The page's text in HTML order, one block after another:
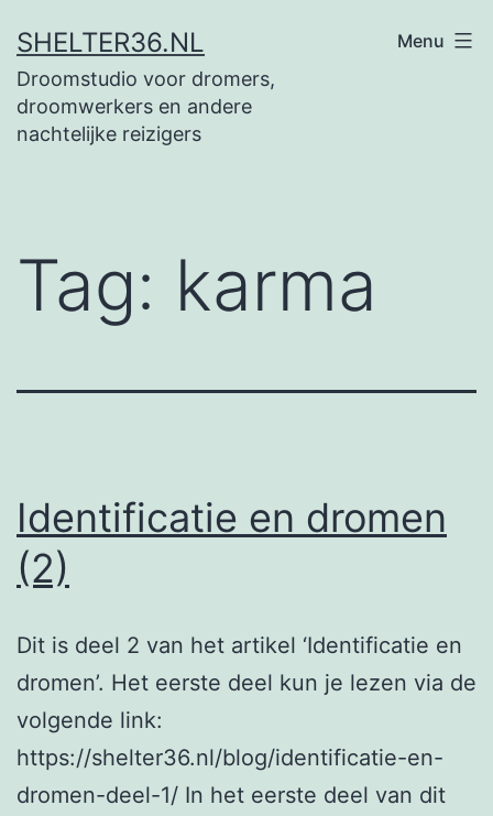
naar
de
inhoud
SHELTER36.NL
Droomstudio voor dromers,
droomwerkers en andere
nachtelijke reizigers
Menu
Tag: karma
Identificatie en dromen
(2)
Dit is deel 2 van het artikel ‘Identificatie en
dromen’. Het eerste deel kun je lezen via de
volgende link:
https://shelter36.nl/blog/identificatie-en-
dromen-deel-1/ In het eerste deel van dit